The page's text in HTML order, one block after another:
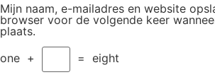
Mijn naam, e-mailadres en website
browser voor de volgende keer
plaats.
one + = eight